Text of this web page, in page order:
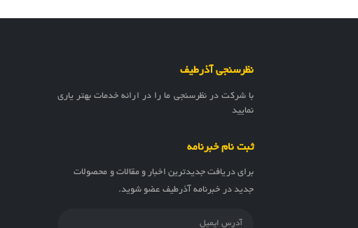
نظرسنجی آذرطیف
با شرکت در نظرسنجی ما را در ارائه خدمات بهتر یاری
نمایید
ثبت نام خبرنامه
برای دریافت جدیدترین اخبار و مقالات و محصولات
جدید در خبرنامه آذرطیف عضو شوید.